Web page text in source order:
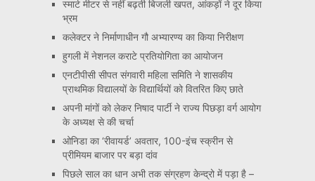
स्मार्ट मीटर से नहीं बढ़ती बिजली खपत, आंकड़ों ने दूर किया
भ्रम
कलेक्टर ने निर्माणाधीन गौ अभ्यारण्य का किया निरीक्षण
हुगली में नेशनल कराटे प्रतियोगिता का आयोजन
एनटीपीसी सीपत संगवारी महिला समिति ने शासकीय
प्राथमिक विद्यालयों के विद्यार्थियों को वितरित किए छाते
अपनी मांगों को लेकर निषाद पार्टी ने राज्य पिछड़ा वर्ग आयोग
के अध्यक्ष से की चर्चा
ओनिडा का ‘रीवायर्ड’ अवतार, 100-इंच स्क्रीन से
प्रीमियम बाजार पर बड़ा दांव
पिछले साल का धान अभी तक संग्रहण केन्द्रो में पड़ा है –